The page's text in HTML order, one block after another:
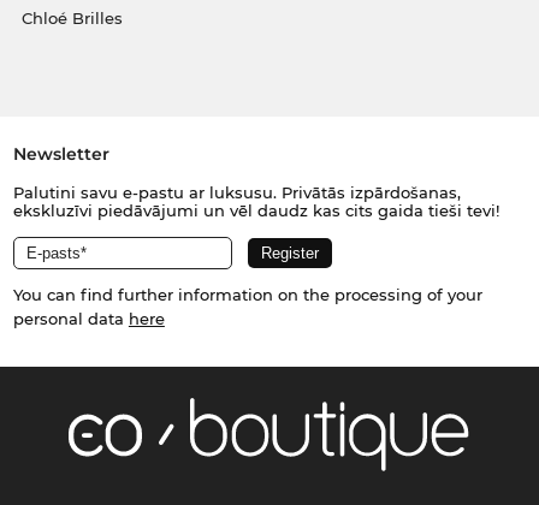
Chloé Brilles
Newsletter
Palutini savu e-pastu ar luksusu. Privātās izpārdošanas,
ekskluzīvi piedāvājumi un vēl daudz kas cits gaida tieši tevi!
You can find further information on the processing of your
personal data here